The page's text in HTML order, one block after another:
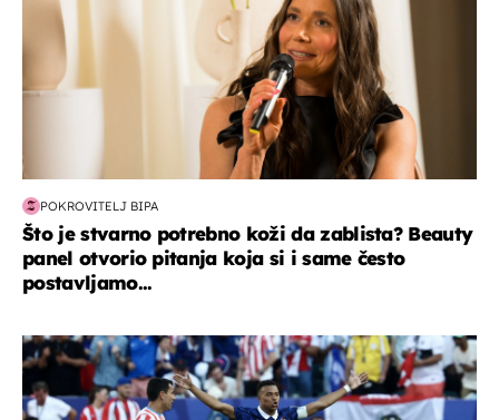
POKROVITELJ BIPA
Što je stvarno potrebno koži da zablista? Beauty
panel otvorio pitanja koja si i same često
postavljamo...
svjetsko prvenstvo 2026